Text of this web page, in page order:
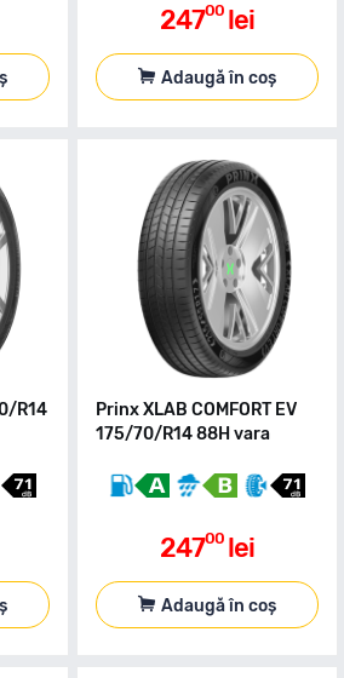
24700 lei
Adaugă în coș
R14
Prinx XLAB COMFORT EV
175/70/R14 88H vara
24700 lei
Adaugă în coș